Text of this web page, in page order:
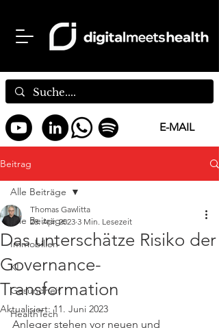
E-MAIL
Beitrag
Alle Beiträge
Immobilien
KI
Gesundheit
HealthTech
Alle Beiträge
Das unterschätze Risiko der
Governance-
Transformation
Thomas Gawlitta
28. Apr. 2023 3 Min. Lesezeit
Aktualisiert: 11. Juni 2023
Anleger stehen vor neuen und